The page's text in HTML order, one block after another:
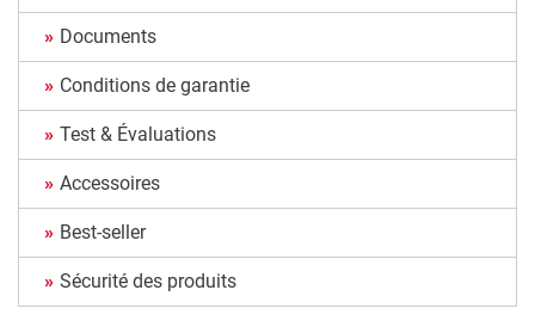
Documents
Conditions de garantie
Test & Évaluations
Accessoires
Best-seller
Sécurité des produits